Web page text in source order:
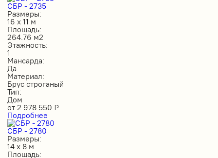
СБР - 2735
Размеры:
16 х 11 м
Площадь:
264.76 м2
Этажность:
1
Мансарда:
Да
Материал:
Брус строганый
Тип:
Дом
от 2 978 550 ₽
Подробнее
СБР - 2780
Размеры:
14 х 8 м
Площадь: